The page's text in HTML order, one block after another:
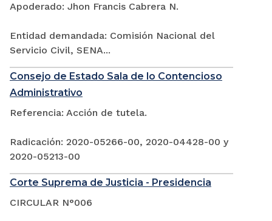
Apoderado: Jhon Francis Cabrera N.
Entidad demandada: Comisión Nacional del
Servicio Civil, SENA...
Consejo de Estado Sala de lo Contencioso
Administrativo
Referencia: Acción de tutela.
Radicación: 2020-05266-00, 2020-04428-00 y
2020-05213-00
Corte Suprema de Justicia - Presidencia
CIRCULAR N°006